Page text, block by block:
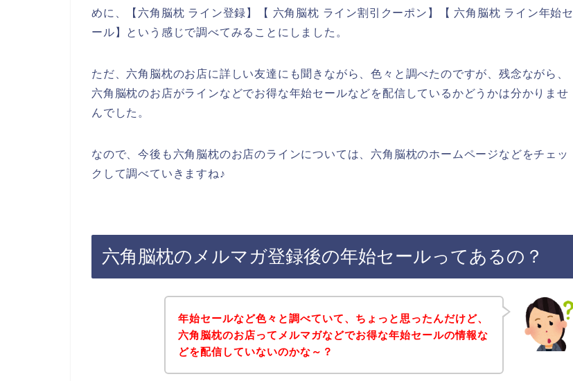
めに、【六角脳枕 ライン登録】【 六角脳枕 ライン割引クーポン】【 六角脳枕 ライン年始セ
ール】という感じで調べてみることにしました。
ただ、六角脳枕のお店に詳しい友達にも聞きながら、色々と調べたのですが、残念ながら、
六角脳枕のお店がラインなどでお得な年始セールなどを配信しているかどうかは分かりませ
んでした。
なので、今後も六角脳枕のお店のラインについては、六角脳枕のホームページなどをチェッ
クして調べていきますね♪
六角脳枕のメルマガ登録後の年始セールってあるの？
年始セールなど色々と調べていて、ちょっと思ったんだけど、
六角脳枕のお店ってメルマガなどでお得な年始セールの情報な
どを配信していないのかな～？